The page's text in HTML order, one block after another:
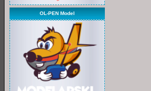
OL-PEN Model